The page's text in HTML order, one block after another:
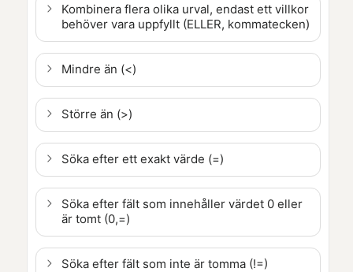
Kombinera flera olika urval, endast ett villkor
behöver vara uppfyllt (ELLER, kommatecken)
Mindre än (<)
Större än (>)
Söka efter ett exakt värde (=)
Söka efter fält som innehåller värdet 0 eller
är tomt (0,=)
Söka efter fält som inte är tomma (!=)